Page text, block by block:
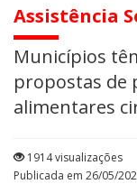
Assistência
Municípios
propostas de
alimentares
1914 visualizações
Publicada em 26/05/